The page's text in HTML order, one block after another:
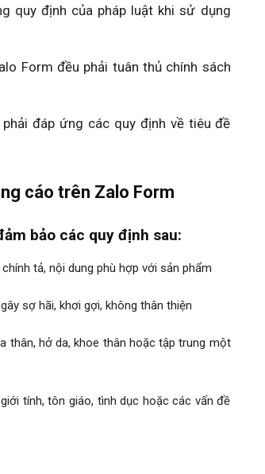
quy định của pháp luật khi sử dụng
Form đều phải tuân thủ chính sách
đáp ứng các quy định về tiêu đề
cáo trên Zalo Form
bảo các quy định sau:
tả, nội dung phù hợp với sản phẩm
sợ hãi, khơi gợi, không thân thiện
thân, hở da, khoe thân hoặc tập trung một
tính, tôn giáo, tình dục hoặc các vấn đề